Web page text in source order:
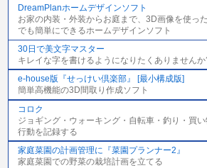
DreamPlanホームデザインソフト
お家の内装・外装からお庭まで、3D画像を使っ
でも簡単にできるホームデザインソフト
30日で美文字マスター
キレイな字を書けるようになりたくありません
e-house版『せっけい倶楽部』 [最小構成版]
簡単高機能の3D間取り作成ソフト
コロク
ジョギング・ウォーキング・自転車・釣り・買
行動を記録する
家庭菜園の計画管理に『菜園プランナー2』
家庭菜園での野菜の栽培計画を立てる